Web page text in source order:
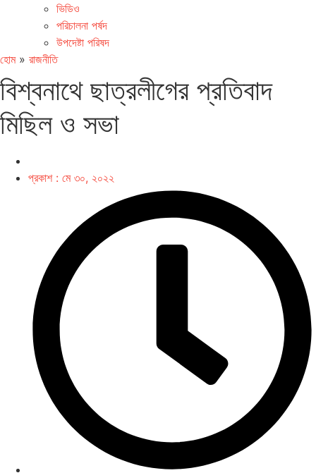
ভিডিও
পরিচালনা পর্ষদ
উপদেষ্টা পরিষদ
হোম» রাজনীতি
বিশ্বনাথে ছাত্রলীগের প্রতিবাদ
মিছিল ও সভা
প্রকাশ : মে ৩০, ২০২২